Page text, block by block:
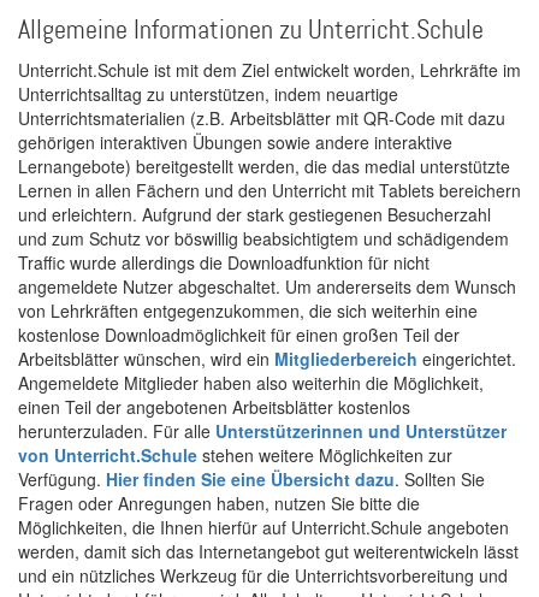
Allgemeine Informationen zu Unterricht.Schule
Unterricht.Schule ist mit dem Ziel entwickelt worden, Lehrkräfte im
Unterrichtsalltag zu unterstützen, indem neuartige
Unterrichtsmaterialien (z.B. Arbeitsblätter mit QR-Code mit dazu
gehörigen interaktiven Übungen sowie andere interaktive
Lernangebote) bereitgestellt werden, die das medial unterstützte
Lernen in allen Fächern und den Unterricht mit Tablets bereichern
und erleichtern. Aufgrund der stark gestiegenen Besucherzahl
und zum Schutz vor böswillig beabsichtigtem und schädigendem
Traffic wurde allerdings die Downloadfunktion für nicht
angemeldete Nutzer abgeschaltet. Um andererseits dem Wunsch
von Lehrkräften entgegenzukommen, die sich weiterhin eine
kostenlose Downloadmöglichkeit für einen großen Teil der
Arbeitsblätter wünschen, wird ein Mitgliederbereich eingerichtet.
Angemeldete Mitglieder haben also weiterhin die Möglichkeit,
einen Teil der angebotenen Arbeitsblätter kostenlos
herunterzuladen. Für alle Unterstützerinnen und Unterstützer
von Unterricht.Schule stehen weitere Möglichkeiten zur
Verfügung. Hier finden Sie eine Übersicht dazu. Sollten Sie
Fragen oder Anregungen haben, nutzen Sie bitte die
Möglichkeiten, die Ihnen hierfür auf Unterricht.Schule angeboten
werden, damit sich das Internetangebot gut weiterentwickeln lässt
und ein nützliches Werkzeug für die Unterrichtsvorbereitung und